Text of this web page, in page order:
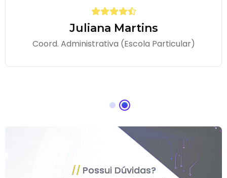
Juliana Martins
Coord. Administrativa (Escola Particular)
Possui Dúvidas?